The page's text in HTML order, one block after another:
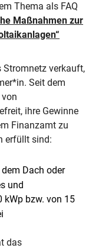
Thema als FAQ
Maßnahmen zur
Stromnetz verkauft,
Seit dem
ihre Gewinne
Finanzamt zu
erfüllt sind:
Dach oder
und
kWp bzw. von 15
das